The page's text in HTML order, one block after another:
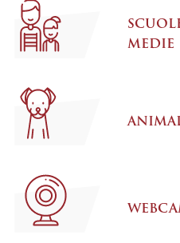
MEDIE